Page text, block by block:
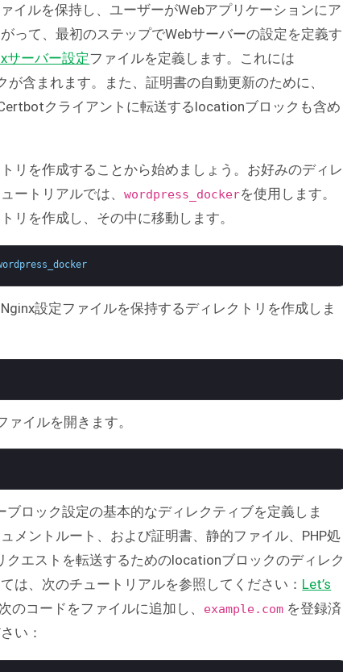
イルを保持し、ユーザーがWebアプリケーションにア
って、最初のステップでWebサーバーの設定を定義す
サーバー設定ファイルを定義します。これには
含まれます。また、証明書の自動更新のために、
クライアントに転送するlocationブロックも含め
リを作成することから始めましょう。お好みのディレ
ートリアルでは、wordpress_dockerを使用します。
リを作成し、その中に移動します。
設定ファイルを保持するディレクトリを作成しま
ァイルを開きます。
ロック設定の基本的なディレクティブを定義しま
メントルート、および証明書、静的ファイル、PHP処
エストを転送するためのlocationブロックのディレク
は、次のチュートリアルを参照してください： Let’s
のコードをファイルに追加し、 example.com を登録済
い：